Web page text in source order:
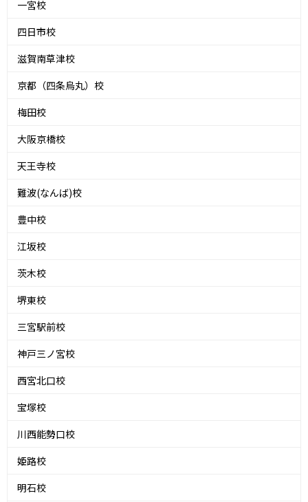
一宮校
四日市校
滋賀南草津校
京都（四条烏丸）校
梅田校
大阪京橋校
天王寺校
難波(なんば)校
豊中校
江坂校
茨木校
堺東校
三宮駅前校
神戸三ノ宮校
西宮北口校
宝塚校
川西能勢口校
姫路校
明石校